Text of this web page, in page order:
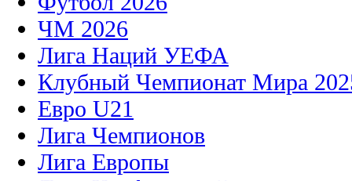
ЧМ 2026
Лига Наций УЕФА
Клубный Чемпионат Мира
Евро U21
Лига Чемпионов
Лига Европы